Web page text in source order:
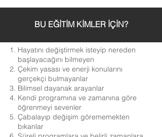
BU EĞİTİM KİMLER İÇİN?
Hayatını değiştirmek isteyip nereden
başlayacağını bilmeyen
Çekim yasası ve enerji konularını
gerçekçi bulmayanlar
Bilimsel dayanak arayanlar
Kendi programına ve zamanına göre
öğrenmeyi sevenler
Çabalayıp değişim görememekten
bıkanlar